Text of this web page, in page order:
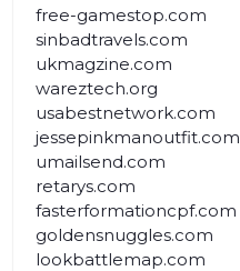
free-gamestop.com
sinbadtravels.com
ukmagzine.com
wareztech.org
usabestnetwork.com
jessepinkmanoutfit.com
umailsend.com
retarys.com
fasterformationcpf.com
goldensnuggles.com
lookbattlemap.com